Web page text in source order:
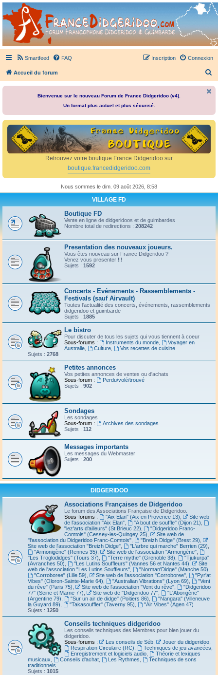
France Didgeridoo
Didgeridoo et Guimbarde sur France Didgeridoo - retrouvez la communauté.
Smartfeed FAQ Connexion
Inscription
Accueil du forum
e
r
Bienvenue sur le nouveau Forum de France Didgeridoo (v4).
Un format plus actuel et plus sécurisé.
Retrouvez votre boutique France Didgeridoo sur
boutique.francedidgeridoo.com
Nous sommes le dim. 09 août 2026, 8:58
VILLAGE FD
Boutique FD
Vente en ligne de didgeridoos et de guimbardes
Nombre total de redirections : 208242
Presentation des nouveaux joueurs.
Vous êtes nouveau sur France Didgeridoo ?
Venez vous presenter !!!
Sujets : 1592
Concerts - Evénements - Rassemblements -
Festivals (sauf Airvault)
Toutes l'actualité des concerts, événements, rassemblements
didgeridoo et guimbarde
Sujets : 1885
Le bistro
Pour discuter de tous les sujets qui vous tiennent à coeur
Sous-forums :
Instruments du monde,
Voyager en
Australie
Culture,
Vos recettes de cuisine
Sujets : 2768
Petites annonces
Vos petites annonces de ventes ou d'achats
Sous-forum :
Perdu/volé/trouvé
Sujets : 902
Sondages
Les sondages
Sous-forum :
Archives des sondages
Sujets : 112
Messages importants
Les messages du Webmaster
Sujets : 200
DIDGERIDOO
Associations Françaises de Didgeridoo
Le forum des Associations Française de Didgeridoo.
Sous-forums :
"Aix Elan" (Aix en Provence 13)
Site web
de l'association "Aix Elan"
"A bout de souffle" (Dijon 21)
"lez'arts d'ailleurs" (St Brieuc 22)
"Didgeridoo Franc-
Comtois" (Cessey-les-Quingey 25)
Site web de
"l'association du Didgeridoo Franc-Comtois"
"Breizh Didge" (Brest 29)
Site web de l'association "Breizh Didge"
"L'arbre qui marche" Berrien (29)
"Armonigène" (Rennes 35)
Site web de l'association "Armorigène",
"Les Troglodidges" (Tours 37)
"Terre mythe" (Grenoble 38)
"Tjukurpa"
(Avranches 50)
"Les Lutins Souffleurs" (Vannes 56 et Nantes 44)
Site
web de l'association "Les Lutins Souffleurs"
"Norman'Didge" (Manche 50)
"Corroboree" (Lille 59)
Site web de l'association "Corroboree",
"Pyr'at
Vibes" (Oloron-Sainte-Marie 64)
"Australian Vibrations" (Lyon 69)
"Vent
du rêve" (Paris 75)
Site web de l'association "Vent du rêve",
"Didgeridoo
77" (Seine et Marne 77)
Site web de "Didgeridoo 77",
"L'Aborigène"
(Argentine 79)
"Sur un air de didge" (Poitiers 86)
"Nangara" (Villeneuve
la Guyard 89)
"Takasouffler" (Taverny 95)
"Air Vibes" (Agen 47)
Sujets : 1250
Conseils techniques didgeridoo
Les conseils techniques des Membres pour bien jouer du
didgeridoo.
Sous-forums :
Les conseils de Séb, Jouer du didgeridoo,
Respiration Circulaire (RC)
Techniques de jeu avancées
Enregistrement et logiciels audio,
Théorie et lexiques
musicaux
Conseils d'achat, Les Rythmes
Techniques de sons
traditionnels
Sujets : 1015